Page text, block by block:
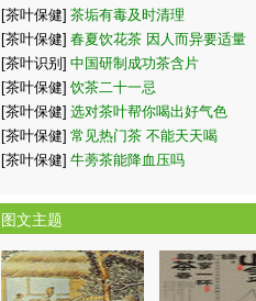
[茶叶保健] 茶垢有毒及时清理
[茶叶保健] 春夏饮花茶 因人而异要适量
[茶叶识别] 中国研制成功茶含片
[茶叶保健] 饮茶二十一忌
[茶叶保健] 选对茶叶帮你喝出好气色
[茶叶保健] 常见热门茶 不能天天喝
[茶叶保健] 牛蒡茶能降血压吗
图文主题